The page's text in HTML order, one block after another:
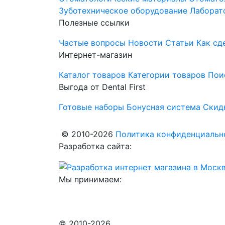
Зуботехническое оборудование
Полезные ссылки
Частые вопросы Новости Статьи Как
Интернет-магазин
Каталог товаров Категории товаров
Выгода от Dental First
Готовые наборы Бонусная система
© 2010-2026 Политика
Разработка сайта:
Мы принимаем: